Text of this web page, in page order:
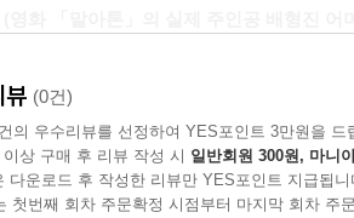
되었습니다. 이것이 가능했던 이유는 민
과감한 결단에 조금이라도 더 도움
달교육연구원 및 한양대학교 의과대학
습니다.
뷰 (0건)
의 우수리뷰를 선정하여 YES포인트 3만원을 드
상 구매 후 리뷰 작성 시 일반회원 300원, 마니
다운로드 후 작성한 리뷰만 YES포인트 지급됩니
첫번째 회차 주문확정 시점부터 마지막 회차 주